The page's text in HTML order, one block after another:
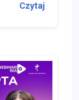
Czytaj